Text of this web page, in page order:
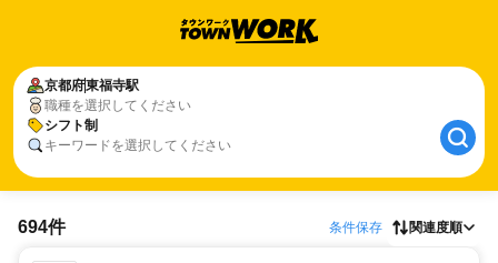
京都府東福寺駅
職種を選択してください
シフト制
キーワードを選択してください
694件 条件保存 関連度順